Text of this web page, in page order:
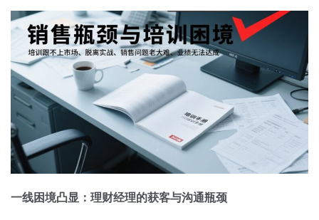
培训辅导
一线困境凸显：理财经理的获客与沟通瓶颈